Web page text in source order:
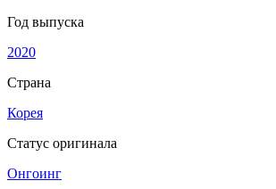
Год выпуска
2020
Страна
Корея
Статус оригинала
Онгоинг